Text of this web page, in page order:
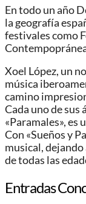
En todo un año
la geografía
festivales como
Xoel López, un
música
camino
Cada uno de sus
«Paramales»,
Con «Sueños y
musical,
de todas las
Entradas